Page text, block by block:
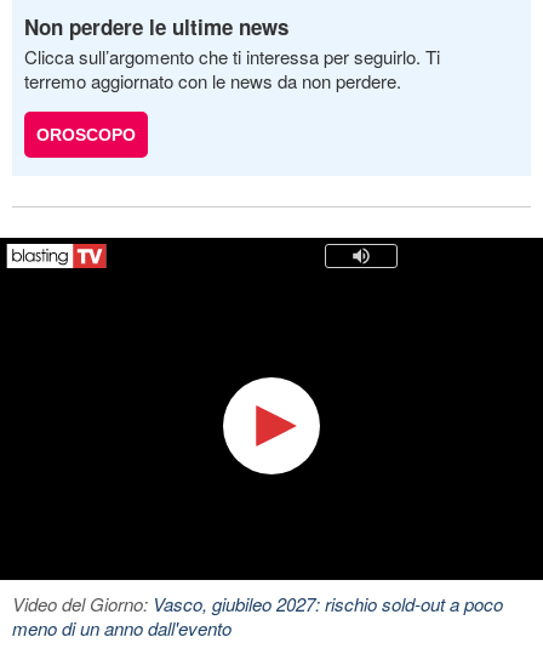
Non perdere le ultime news
Clicca sull’argomento che ti interessa per seguirlo. Ti
terremo aggiornato con le news da non perdere.
OROSCOPO
Video del Giorno: Vasco, giubileo 2027: rischio sold-out a poco
meno di un anno dall'evento